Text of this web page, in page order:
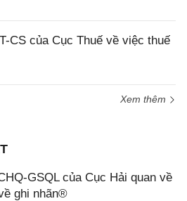
CS của Cục Thuế về việc thuế
Xem thêm
GSQL của Cục Hải quan về
ghi nhãn®